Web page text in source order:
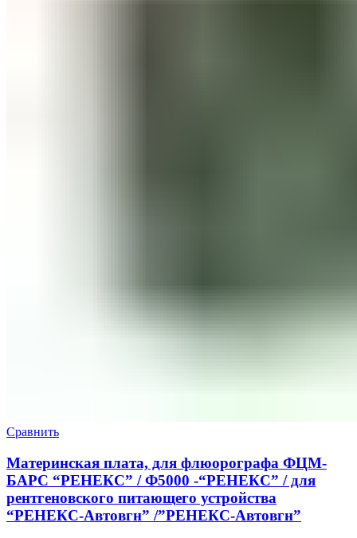
Сравнить
Материнская плата, для флюорографа ФЦМ-
БАРС “РЕНЕКС” / Ф5000 -“РЕНЕКС” / для
рентгеновского питающего устройства
“РЕНЕКС-Автовгн” /”РЕНЕКС-Автовгн”